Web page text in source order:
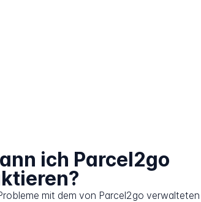
ich Parcel2go
mit dem von Parcel2go verwalteten